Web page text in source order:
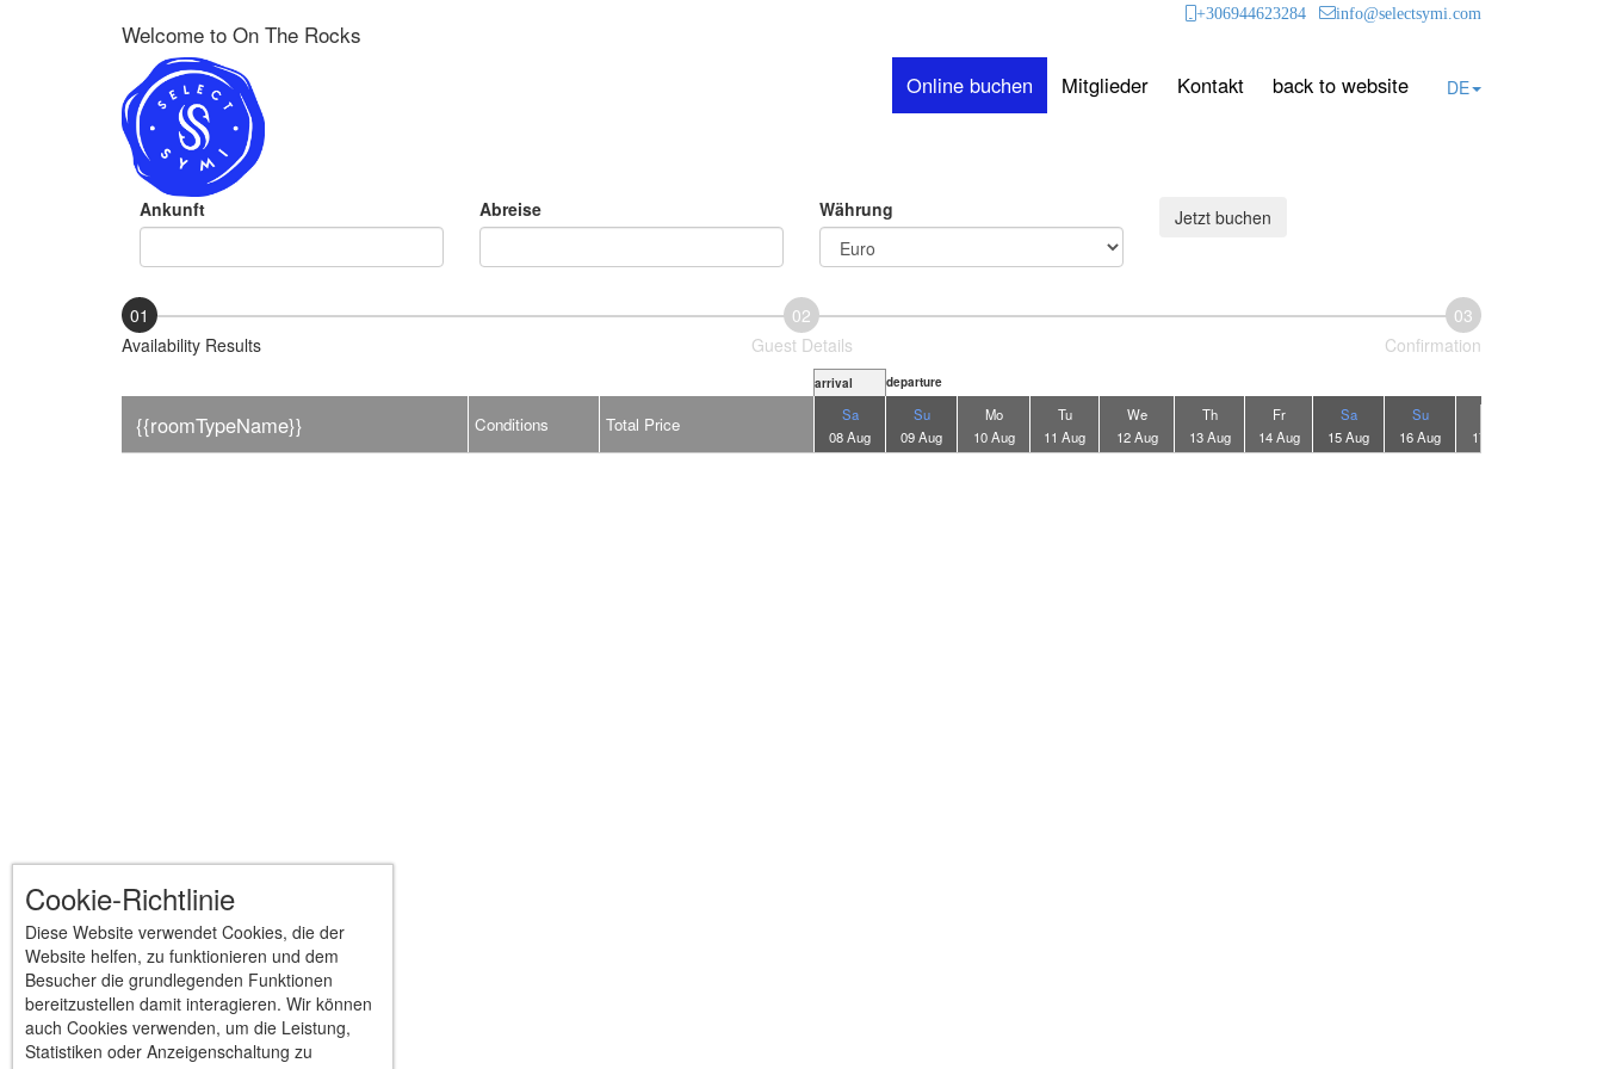
Welcome to On The Rocks
+306944623284 info@selectsymi.com
DE
Online buchen Mitglieder Kontakt back to website
Ankunft Abreise Währung Jetzt buchen
01
Availability Results
02
Guest Details
03
Confirmation
arrival departure
{{roomTypeName}} Conditions Total Price
Sa
08 Aug
Su
09 Aug
Mo
10 Aug
Tu
11 Aug
We
12 Aug
Th
13 Aug
Fr
14 Aug
Sa
15 Aug
Su
16 Aug
17 Aug
Cookie-Richtlinie
Diese Website verwendet Cookies, die der
Website helfen, zu funktionieren und dem
Besucher die grundlegenden Funktionen
bereitzustellen damit interagieren. Wir können
auch Cookies verwenden, um die Leistung,
Statistiken oder Anzeigenschaltung zu